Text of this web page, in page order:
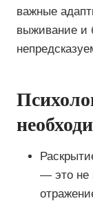
важные
выживание и
— это не